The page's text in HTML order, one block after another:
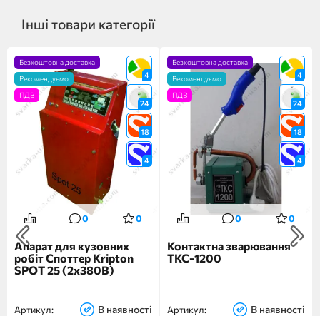
Інші товари категорії
4
24
18
4
Безкоштовна доставка
Рекомендуємо
ПДВ
0 0
Апарат для кузовних
робіт Споттер Kripton
SPOT 25 (2x380В)
Артикул: В наявності
4
24
18
4
Безкоштовна доставка
Рекомендуємо
ПДВ
0 0
Контактна зварювання
ТКС-1200
Артикул: В наявності